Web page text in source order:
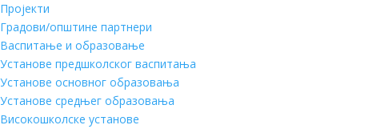
Пројекти
Градови/општине партнери
Васпитање и образовање
Установе предшколског васпитања
Установе основног образовања
Установе средњег образовања
Високошколске установе